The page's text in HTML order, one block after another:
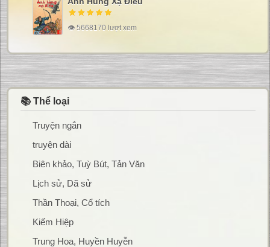
👁 5668170 lượt xem
📚 Thể loại
Truyện ngắn
truyện dài
Biên khảo, Tuỳ Bút, Tản Văn
Lịch sử, Dã sử
Thần Thoại, Cổ tích
Kiếm Hiệp
Trung Hoa, Huyền Huyễn